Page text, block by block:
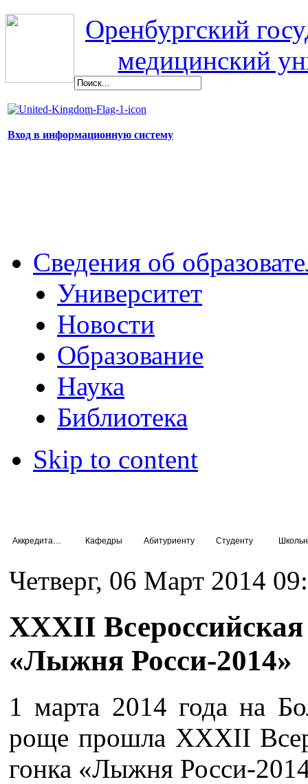
Оренбургский
медицинский
Вход в информационную систему
Сведения об
Университет
Новости
Образование
Наука
Библиотека
Skip to content
Кафедры Абитуриенту Студенту
Четверг, 06 Март 2014
XXXII
«Лыжня Росси-2014»
1 марта 2014 года на
роще прошла XXXII
гонка «Лыжня Росси-